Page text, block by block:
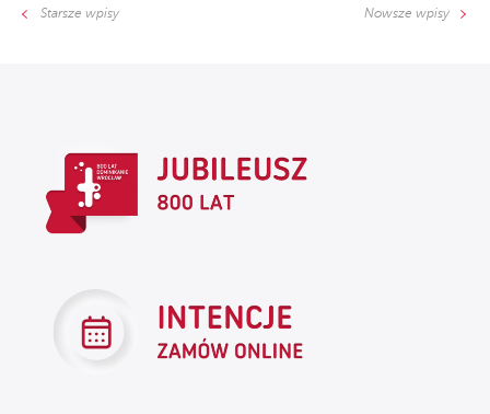
Nowsze wpisy
Starsze wpisy